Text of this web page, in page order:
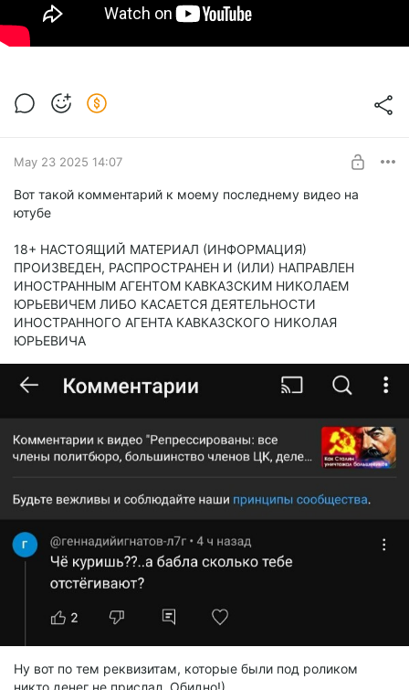
May 23 2025 14:07
Вот такой комментарий к моему последнему видео на
ютубе
18+ НАСТОЯЩИЙ МАТЕРИАЛ (ИНФОРМАЦИЯ)
ПРОИЗВЕДЕН, РАСПРОСТРАНЕН И (ИЛИ) НАПРАВЛЕН
ИНОСТРАННЫМ АГЕНТОМ КАВКАЗСКИМ НИКОЛАЕМ
ЮРЬЕВИЧЕМ ЛИБО КАСАЕТСЯ ДЕЯТЕЛЬНОСТИ
ИНОСТРАННОГО АГЕНТА КАВКАЗСКОГО НИКОЛАЯ
ЮРЬЕВИЧА
Ну вот по тем реквизитам, которые были под роликом
никто денег не прислал. Обидно!)